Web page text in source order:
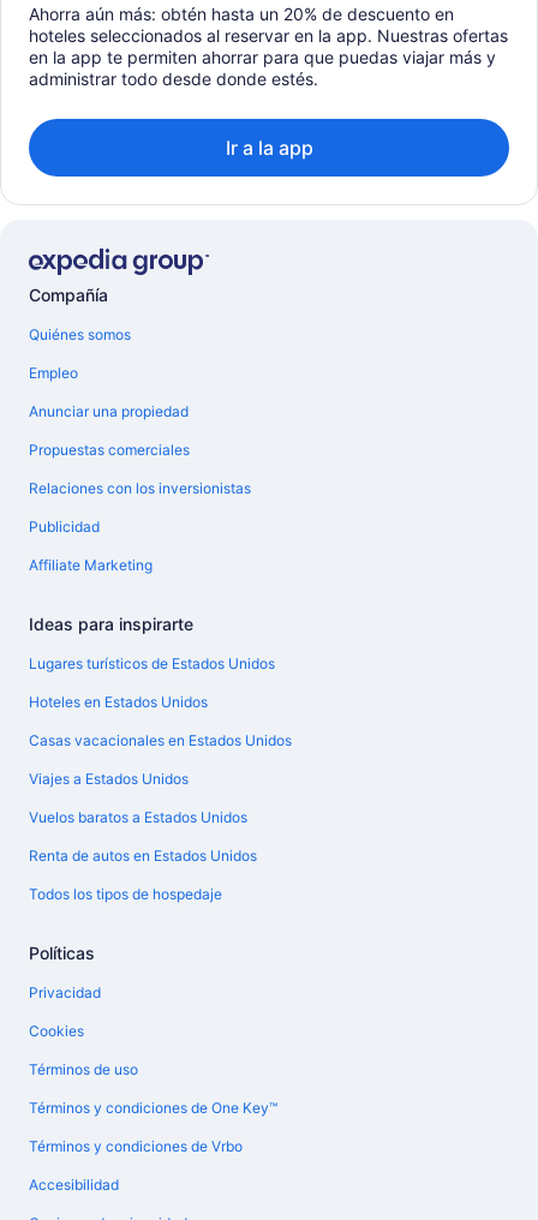
Ahorra aún más: obtén hasta un 20% de descuento en
hoteles seleccionados al reservar en la app. Nuestras ofertas
en la app te permiten ahorrar para que puedas viajar más y
administrar todo desde donde estés.
Ir a la app
Compañía
Quiénes somos
Empleo
Anunciar una propiedad
Propuestas comerciales
Relaciones con los inversionistas
Publicidad
Affiliate Marketing
Ideas para inspirarte
Lugares turísticos de Estados Unidos
Hoteles en Estados Unidos
Casas vacacionales en Estados Unidos
Viajes a Estados Unidos
Vuelos baratos a Estados Unidos
Renta de autos en Estados Unidos
Todos los tipos de hospedaje
Políticas
Privacidad
Cookies
Términos de uso
Términos y condiciones de One Key™
Términos y condiciones de Vrbo
Accesibilidad